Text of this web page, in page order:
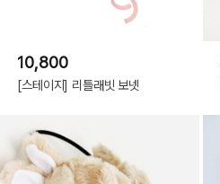
10,800
[스테이지] 리틀래빗 보넷